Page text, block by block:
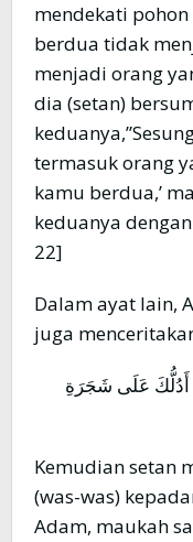
mendekati
berdua tidak
menjadi orang
dia (setan)
termasuk orang
kamu berdua,’
keduanya
22]
Dalam ayat lain,
juga
أَدُلُّكَ عَلَى شَجَرَةِ
Kemudian setan
(was-was)
Adam, maukah